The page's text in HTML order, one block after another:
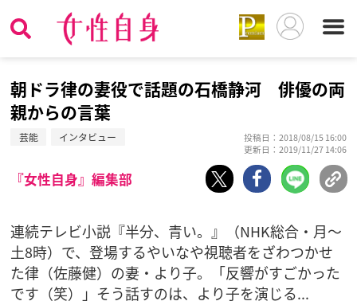
朝ドラ律の妻役で話題の石橋静河 俳優の両
親からの言葉
芸能 インタビュー
投稿日：2018/08/15 16:00
更新日：2019/11/27 14:06
『女性自身』編集部
連続テレビ小説『半分、青い。』（NHK総合・月〜
土8時）で、登場するやいなや視聴者をざわつかせ
た律（佐藤健）の妻・より子。「反響がすごかった
です（笑）」そう話すのは、より子を演じる...